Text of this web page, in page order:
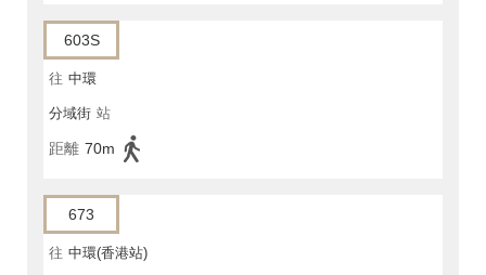
603S
往 中環
分域街 站
距離 70m
673
往 中環(香港站)